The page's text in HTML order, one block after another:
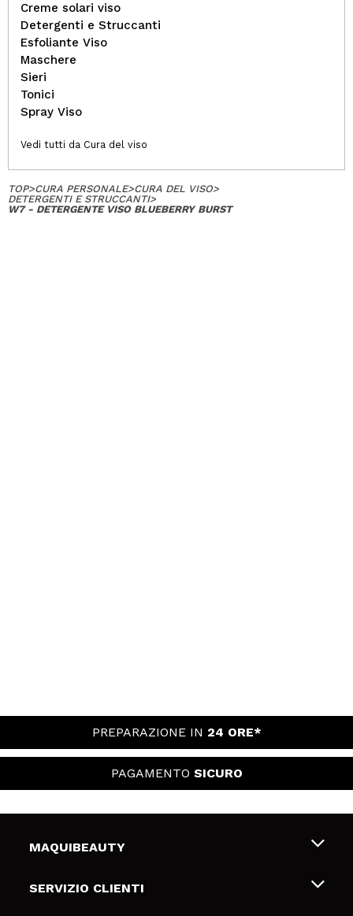
Creme solari viso
Detergenti e Struccanti
Esfoliante Viso
Maschere
Sieri
Tonici
Spray Viso
Vedi tutti da Cura del viso
TOP>CURA PERSONALE>CURA DEL VISO>
DETERGENTI E STRUCCANTI>
W7 - DETERGENTE VISO BLUEBERRY BURST
PREPARAZIONE IN 24 ORE*
PAGAMENTO SICURO
MAQUIBEAUTY
Chi siamo
SERVIZIO CLIENTI